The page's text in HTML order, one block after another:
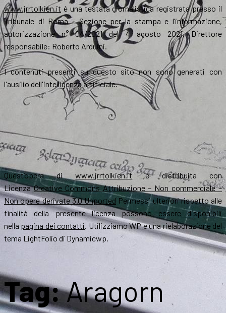
www.jrrtolkien.it è una testata giornalistica registrata presso il
Tribunale di Roma - Sezione per la stampa e l’informazione,
autorizzazione n° 04/2021 del 4 agosto 2021. Direttore
responsabile: Roberto Arduini.
I contenuti presenti su questo sito non sono generati con
l'ausilio dell'intelligenza artificiale.
Quest’opera diwww.jrrtolkien.itè distribuita con
LicenzaCreative Commons Attribuzione – Non commerciale –
Non opere derivate 3.0 Unported Permessi ulteriori rispetto alle
finalità della presente licenza possono essere disponibili
nella pagina dei contatti. Utilizziamo WP e una rielaborazione del
tema LightFolio di Dynamicwp.
Tag:Aragorn